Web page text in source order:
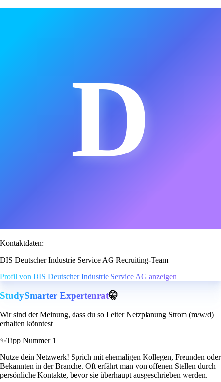
D
Kontaktdaten:
DIS Deutscher Industrie Service AG Recruiting-Team
Profil von DIS Deutscher Industrie Service AG anzeigen
StudySmarter Expertenrat🤫
Wir sind der Meinung, dass du so Leiter Netzplanung Strom (m/w/d)
erhalten könntest
✨Tipp Nummer 1
Nutze dein Netzwerk! Sprich mit ehemaligen Kollegen, Freunden oder
Bekannten in der Branche. Oft erfährt man von offenen Stellen durch
persönliche Kontakte, bevor sie überhaupt ausgeschrieben werden.